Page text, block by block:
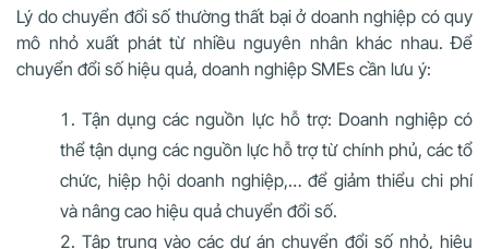
Lý do chuyển đổi số thường thất bại ở doanh nghiệp có quy
mô nhỏ xuất phát từ nhiều nguyên nhân khác nhau. Để
chuyển đổi số hiệu quả, doanh nghiệp SMEs cần lưu ý:
Tận dụng các nguồn lực hỗ trợ: Doanh nghiệp có
thể tận dụng các nguồn lực hỗ trợ từ chính phủ, các tổ
chức, hiệp hội doanh nghiệp,… để giảm thiểu chi phí
và nâng cao hiệu quả chuyển đổi số.
Tập trung vào các dự án chuyển đổi số nhỏ, hiệu